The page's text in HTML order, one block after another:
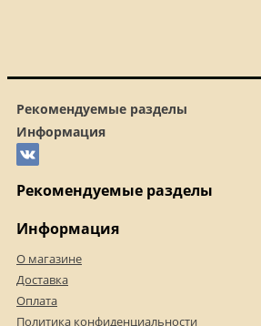
Рекомендуемые разделы
Информация
Рекомендуемые разделы
Информация
О магазине
Доставка
Оплата
Политика конфиденциальности